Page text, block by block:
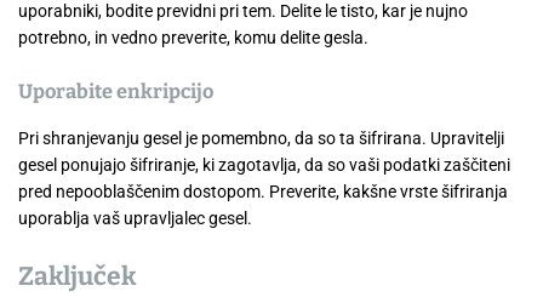
uporabniki, bodite previdni pri tem. Delite le tisto, kar je nujno
potrebno, in vedno preverite, komu delite gesla.
Uporabite enkripcijo
Pri shranjevanju gesel je pomembno, da so ta šifrirana. Upravitelji
gesel ponujajo šifriranje, ki zagotavlja, da so vaši podatki zaščiteni
pred nepooblaščenim dostopom. Preverite, kakšne vrste šifriranja
uporablja vaš upravljalec gesel.
Zaključek